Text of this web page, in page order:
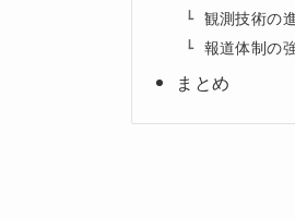
観測技術の
報道体制の
まとめ